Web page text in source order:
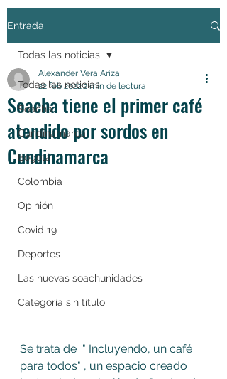
Entrada
Todas las noticias
Soacha
Cundinamarca
Bogotá
Colombia
Opinión
Covid 19
Deportes
Las nuevas soachunidades
Categoría sin título
Todas las noticias
Soacha tiene el primer café
atendido por sordos en
Cundinamarca
Alexander Vera Ariza
22 feb 20222 min de lectura
Se trata de  " Incluyendo, un café
para todos" , un espacio creado